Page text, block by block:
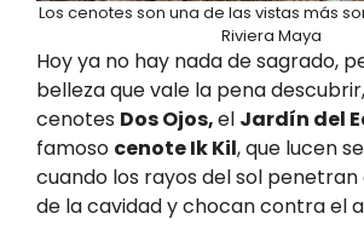
Los cenotes son una de las vistas más
Riviera Maya
Hoy ya no hay nada de sagrado,
belleza que vale la pena
cenotes Dos Ojos,el Jardín del
famoso cenote Ik Kil, que lucen
cuando los rayos del sol
de la cavidad y chocan contra el